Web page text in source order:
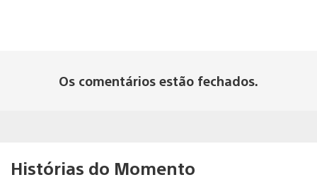
Os comentários estão fechados.
Histórias do Momento